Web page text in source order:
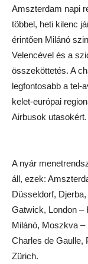
Amszterdam napi
többel, heti kilenc
érintően Milánó
Velencével és a
összeköttetés. A
legfontosabb a tel-
kelet-európai
Airbusok utasokért.
A nyár
áll, ezek:
Düsseldorf,
Gatwick, London –
Milánó, Moszkva
Charles de Gaulle,
Zürich.